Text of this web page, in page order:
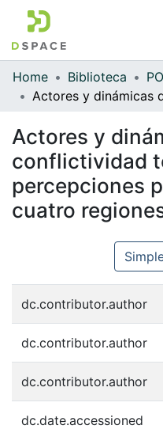
Communities &
Statistics
Home Biblioteca
Actores y
conflictividad
percepciones
cuatro
dc.contributor.author
dc.contributor.author
dc.contributor.author
dc.date.accessioned